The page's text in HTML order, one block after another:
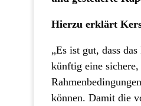
Hierzu erklärt
„Es ist gut, dass
künftig eine
können. Damit die